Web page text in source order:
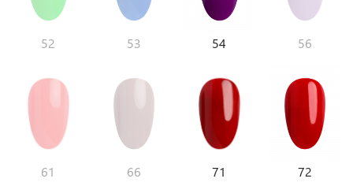
52 53 54 56
61 66 71 72